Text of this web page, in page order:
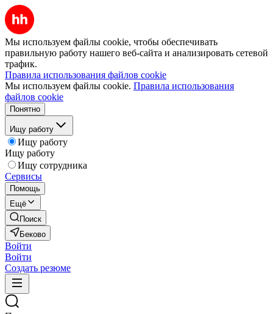
Мы используем файлы cookie, чтобы обеспечивать
правильную работу нашего веб-сайта и анализировать сетевой
трафик.
Правила использования файлов cookie
Мы используем файлы cookie. Правила использования
файлов cookie
Понятно
Ищу работу
Ищу работу
Ищу работу
Ищу сотрудника
Сервисы
Помощь
Ещё
Поиск
Беково
Войти
Войти
Создать резюме